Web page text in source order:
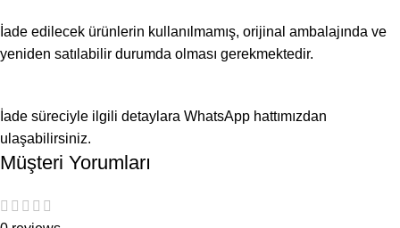
İade edilecek ürünlerin kullanılmamış, orijinal ambalajında ve
yeniden satılabilir durumda olması gerekmektedir.
İade süreciyle ilgili detaylara WhatsApp hattımızdan
ulaşabilirsiniz.
Müşteri Yorumları